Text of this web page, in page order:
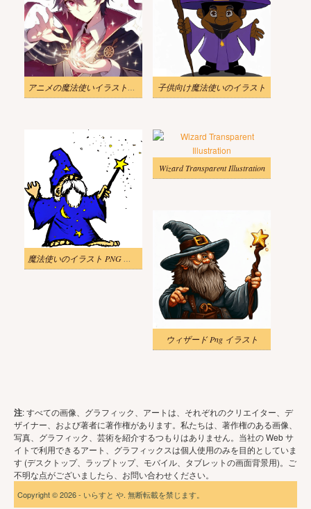
アニメの魔法使いイラストのダウンロード 子供向け魔法使いのイラスト
魔法使いのイラスト PNG 画像 3
Wizard Transparent Illustration
ウィザード Png イラスト
注: すべての画像、グラフィック、アートは、それぞれのクリエイター、デ
ザイナー、および著者に著作権があります。私たちは、著作権のある画像、
写真、グラフィック、芸術を紹介するつもりはありません。当社の Web サ
イトで利用できるアート、グラフィックスは個人使用のみを目的としていま
す (デスクトップ、ラップトップ、モバイル、タブレットの画面背景用)。ご
不明な点がございましたら、お問い合わせください。
Copyright © 2026 - いらすと や. 無断転載を禁じます。